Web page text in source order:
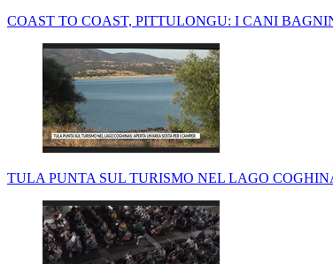
COAST TO COAST, PITTULONGU: I CANI
TULA PUNTA SUL TURISMO NEL LAGO